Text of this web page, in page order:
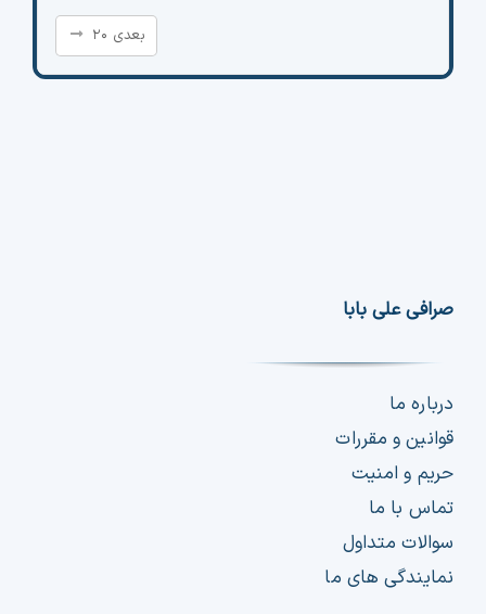
بعدی ۲۰
صرافی علی بابا
درباره ما
قوانین و مقررات
حریم و امنیت
تماس با ما
سوالات متداول
نمایندگی های ما